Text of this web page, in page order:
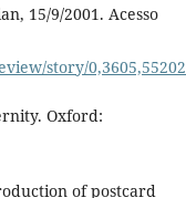
15/9/2001. Acesso
story/
Oxford:
of postcard